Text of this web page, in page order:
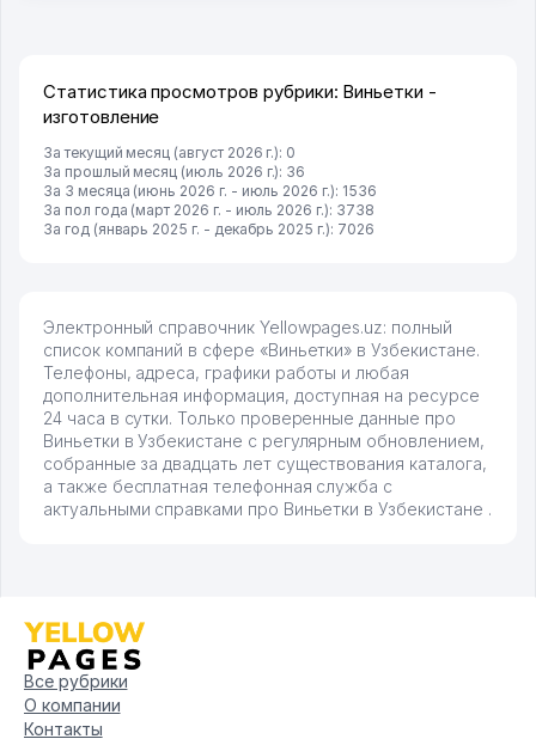
Статистика просмотров рубрики: Виньетки -
изготовление
За текущий месяц (август 2026 г.): 0
За прошлый месяц (июль 2026 г.): 36
За 3 месяца (июнь 2026 г. - июль 2026 г.): 1536
За пол года (март 2026 г. - июль 2026 г.): 3738
За год (январь 2025 г. - декабрь 2025 г.): 7026
Электронный справочник Yellowpages.uz: полный
список компаний в сфере «Виньетки» в Узбекистане.
Телефоны, адреса, графики работы и любая
дополнительная информация, доступная на ресурсе
24 часа в сутки. Только проверенные данные про
Виньетки в Узбекистане с регулярным обновлением,
собранные за двадцать лет существования каталога,
а также бесплатная телефонная служба с
актуальными справками про Виньетки в Узбекистане .
Все рубрики
О компании
Контакты